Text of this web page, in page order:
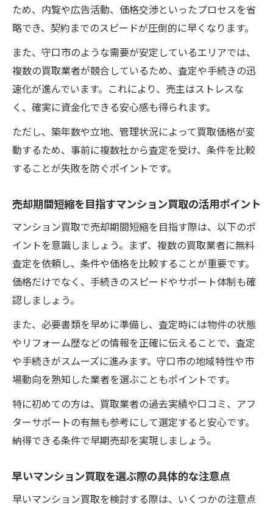
法
マンション買取を効率的に活用するための
手順
時短重視のマンション買取依頼のポイント
解説
効率よく売却を進めるマンション買取の方
法
マンション買取で手続き簡略化を図るコツ
効率重視の売却に最適なマンション買取の
納得価格で早く売れるマンション売却のコツ
マンション買取で納得価格を実現する方法
早く売りたい方必見のマンション買取交渉
術
マンション買取で価格とスピードを両立さ
せるコツ
査定時に押さえたいマンション買取のポイ
ント
マンション買取で高評価を得るための準備
法
ため、内覧や広告活動、価格交渉といったプロセスを省
略でき、契約までのスピードが圧倒的に早くなります。
また、守口市のような需要が安定しているエリアでは、
複数の買取業者が競合しているため、査定や手続きの迅
速化が進んでいます。これにより、売主はストレスな
く、確実に資金化できる安心感も得られます。
ただし、築年数や立地、管理状況によって買取価格が変
動するため、事前に複数社から査定を受け、条件を比較
することが失敗を防ぐポイントです。
売却期間短縮を目指すマンション買取の活用ポイント
マンション買取で売却期間短縮を目指す際は、以下のポ
イントを意識しましょう。まず、複数の買取業者に無料
査定を依頼し、条件や価格を比較することが重要です。
価格だけでなく、手続きのスピードやサポート体制も確
認しましょう。
また、必要書類を早めに準備し、査定時には物件の状態
やリフォーム歴などの情報を正確に伝えることで、査定
や手続きがスムーズに進みます。守口市の地域特性や市
場動向を熟知した業者を選ぶこともポイントです。
特に初めての方は、買取業者の過去実績や口コミ、アフ
ターサポートの有無も参考にして選定すると安心です。
納得できる条件で早期売却を実現しましょう。
早いマンション買取を選ぶ際の具体的な注意点
早いマンション買取を検討する際は、いくつかの注意点